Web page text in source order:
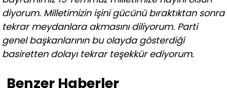
diyorum. Milletimizin işini gücünü bıraktıktan sonra
tekrar meydanlara akmasını diliyorum. Parti
genel başkanlarının bu olayda gösterdiği
basiretten dolayı tekrar teşekkür ediyorum.
Benzer Haberler